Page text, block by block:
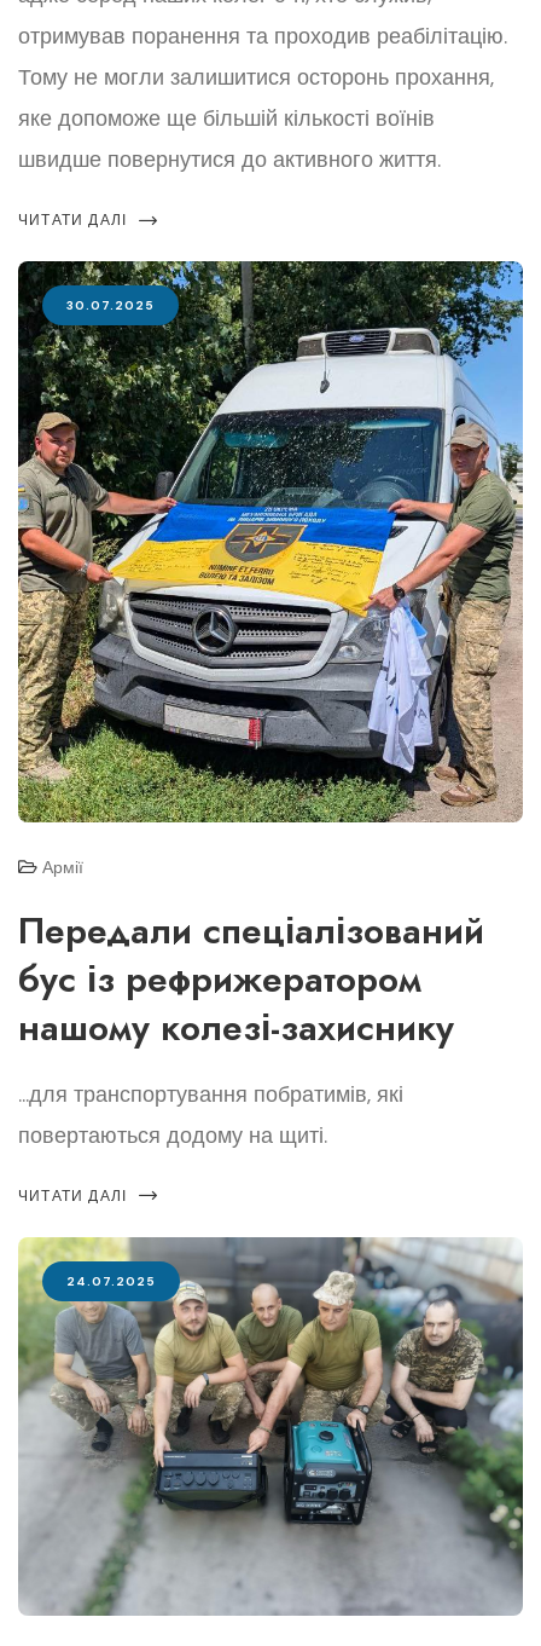
отримував поранення та проходив реабілітацію.
Тому не могли залишитися осторонь прохання,
яке допоможе ще більшій кількості воїнів
швидше повернутися до активного життя.
ЧИТАТИ ДАЛІ
30.07.2025
Армії
Передали спеціалізований
бус із рефрижератором
нашому колезі-захиснику
...для транспортування побратимів, які
повертаються додому на щиті.
ЧИТАТИ ДАЛІ
24.07.2025